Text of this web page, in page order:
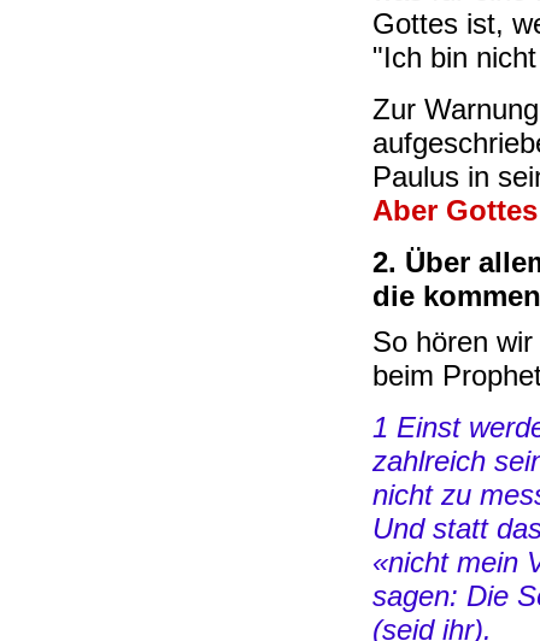
Gottes ist,
"Ich bin
Zur
Paulus in
Aber
2. Über
die
So hören
beim
1 Einst
zahlreich
nicht zu
Und statt
«nicht mein
sagen: Die
(seid ihr).